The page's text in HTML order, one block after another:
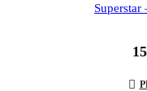
Superstar